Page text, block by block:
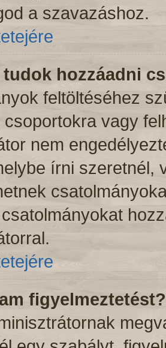
a szavazáshoz.
tudok hozzáadni
feltöltéséhez
vagy
nem
írni szeretnél,
figyelmeztetést?